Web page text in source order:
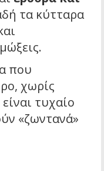
τα κύτταρα
που
χωρίς
τυχαίο
«ζωντανά»